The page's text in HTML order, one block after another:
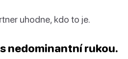
uhodne, kdo to je.
nedominantní rukou.